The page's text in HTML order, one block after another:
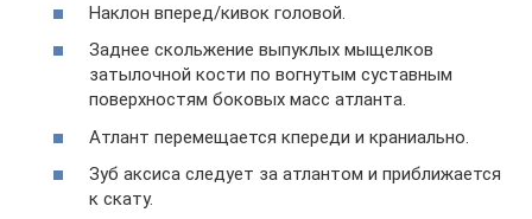
Наклон вперед/кивок головой.
Заднее скольжение выпуклых мыщелков
затылочной кости по вогнутым суставным
поверхностям боковых масс атланта.
Атлант перемещается кпереди и краниально.
Зуб аксиса следует за атлантом и приближается
к скату.